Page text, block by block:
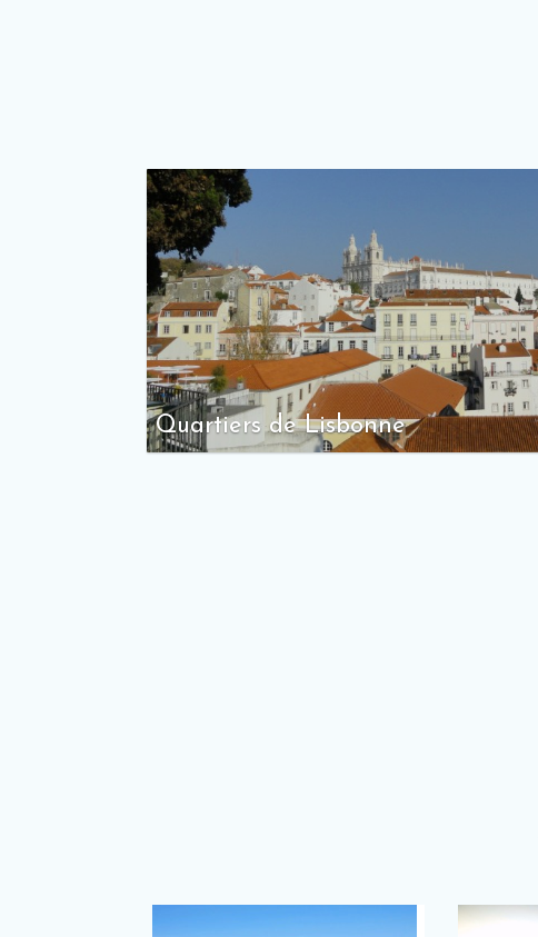
Quartiers de Lisbonne